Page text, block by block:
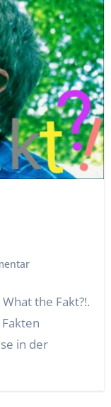
the Fakt?!.
in der